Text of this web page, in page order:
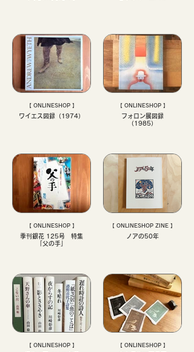
【 ONLINESHOP 】
ワイエス図録（1974）
【 ONLINESHOP 】
フォロン展図録
（1985）
【 ONLINESHOP 】
季刊銀花 125号 特集
「父の手」
【 ONLINESHOP ZINE 】
ノアの50年
【 ONLINESHOP 】 【 ONLINESHOP 】